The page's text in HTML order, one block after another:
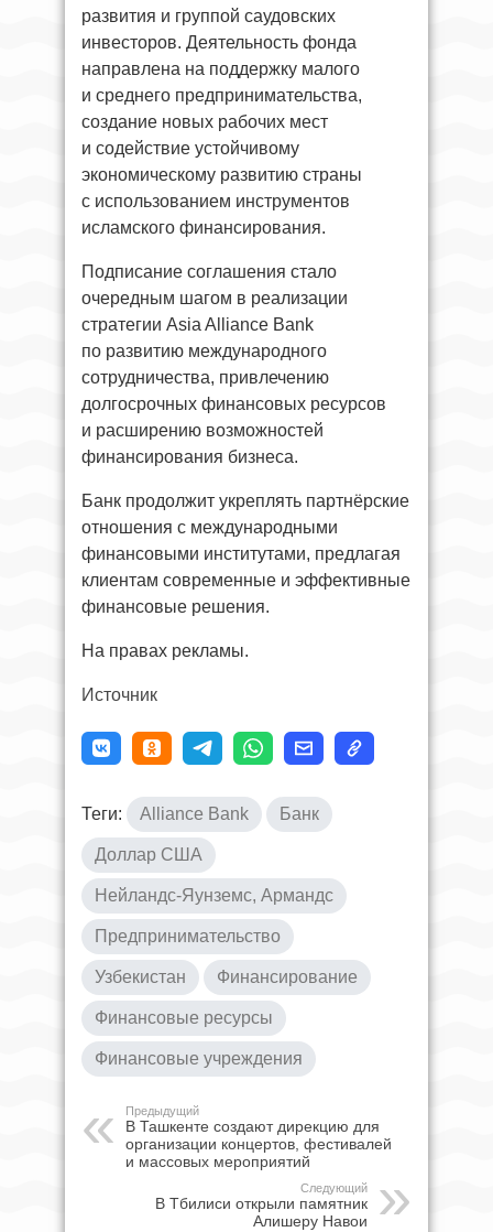
развития и группой саудовских
инвесторов. Деятельность фонда
направлена на поддержку малого
и среднего предпринимательства,
создание новых рабочих мест
и содействие устойчивому
экономическому развитию страны
с использованием инструментов
исламского финансирования.
Подписание соглашения стало
очередным шагом в реализации
стратегии Asia Alliance Bank
по развитию международного
сотрудничества, привлечению
долгосрочных финансовых ресурсов
и расширению возможностей
финансирования бизнеса.
Банк продолжит укреплять партнёрские
отношения с международными
финансовыми институтами, предлагая
клиентам современные и эффективные
финансовые решения.
На правах рекламы.
Источник
Теги: Alliance Bank Банк
Доллар США
Нейландс-Яунземс, Армандс
Предпринимательство
Узбекистан Финансирование
Финансовые ресурсы
Финансовые учреждения
Предыдущий
В Ташкенте создают дирекцию для
организации концертов, фестивалей
и массовых мероприятий
Следующий
В Тбилиси открыли памятник
Алишеру Навои